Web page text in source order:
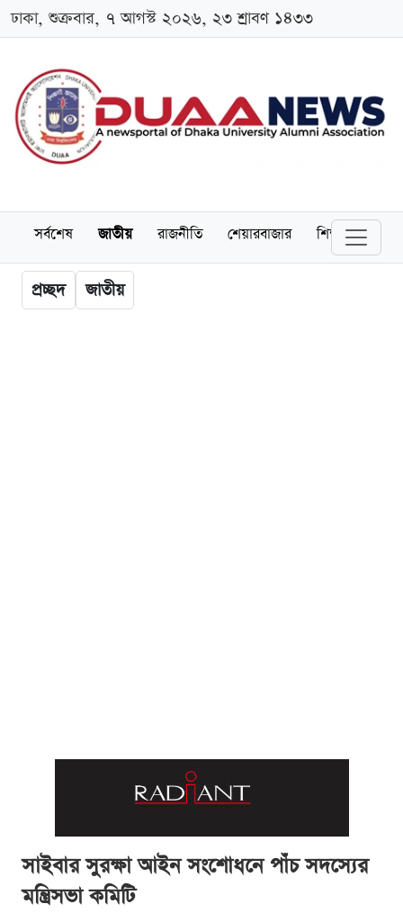
ঢাকা, শুক্রবার, ৭ আগস্ট ২০২৬, ২৩ শ্রাবণ ১৪৩৩
সর্বশেষ জাতীয় রাজনীতি শেয়ারবাজার শিক্ষা
প্রচ্ছদ জাতীয়
সাইবার সুরক্ষা আইন সংশোধনে পাঁচ সদস্যের
মন্ত্রিসভা কমিটি